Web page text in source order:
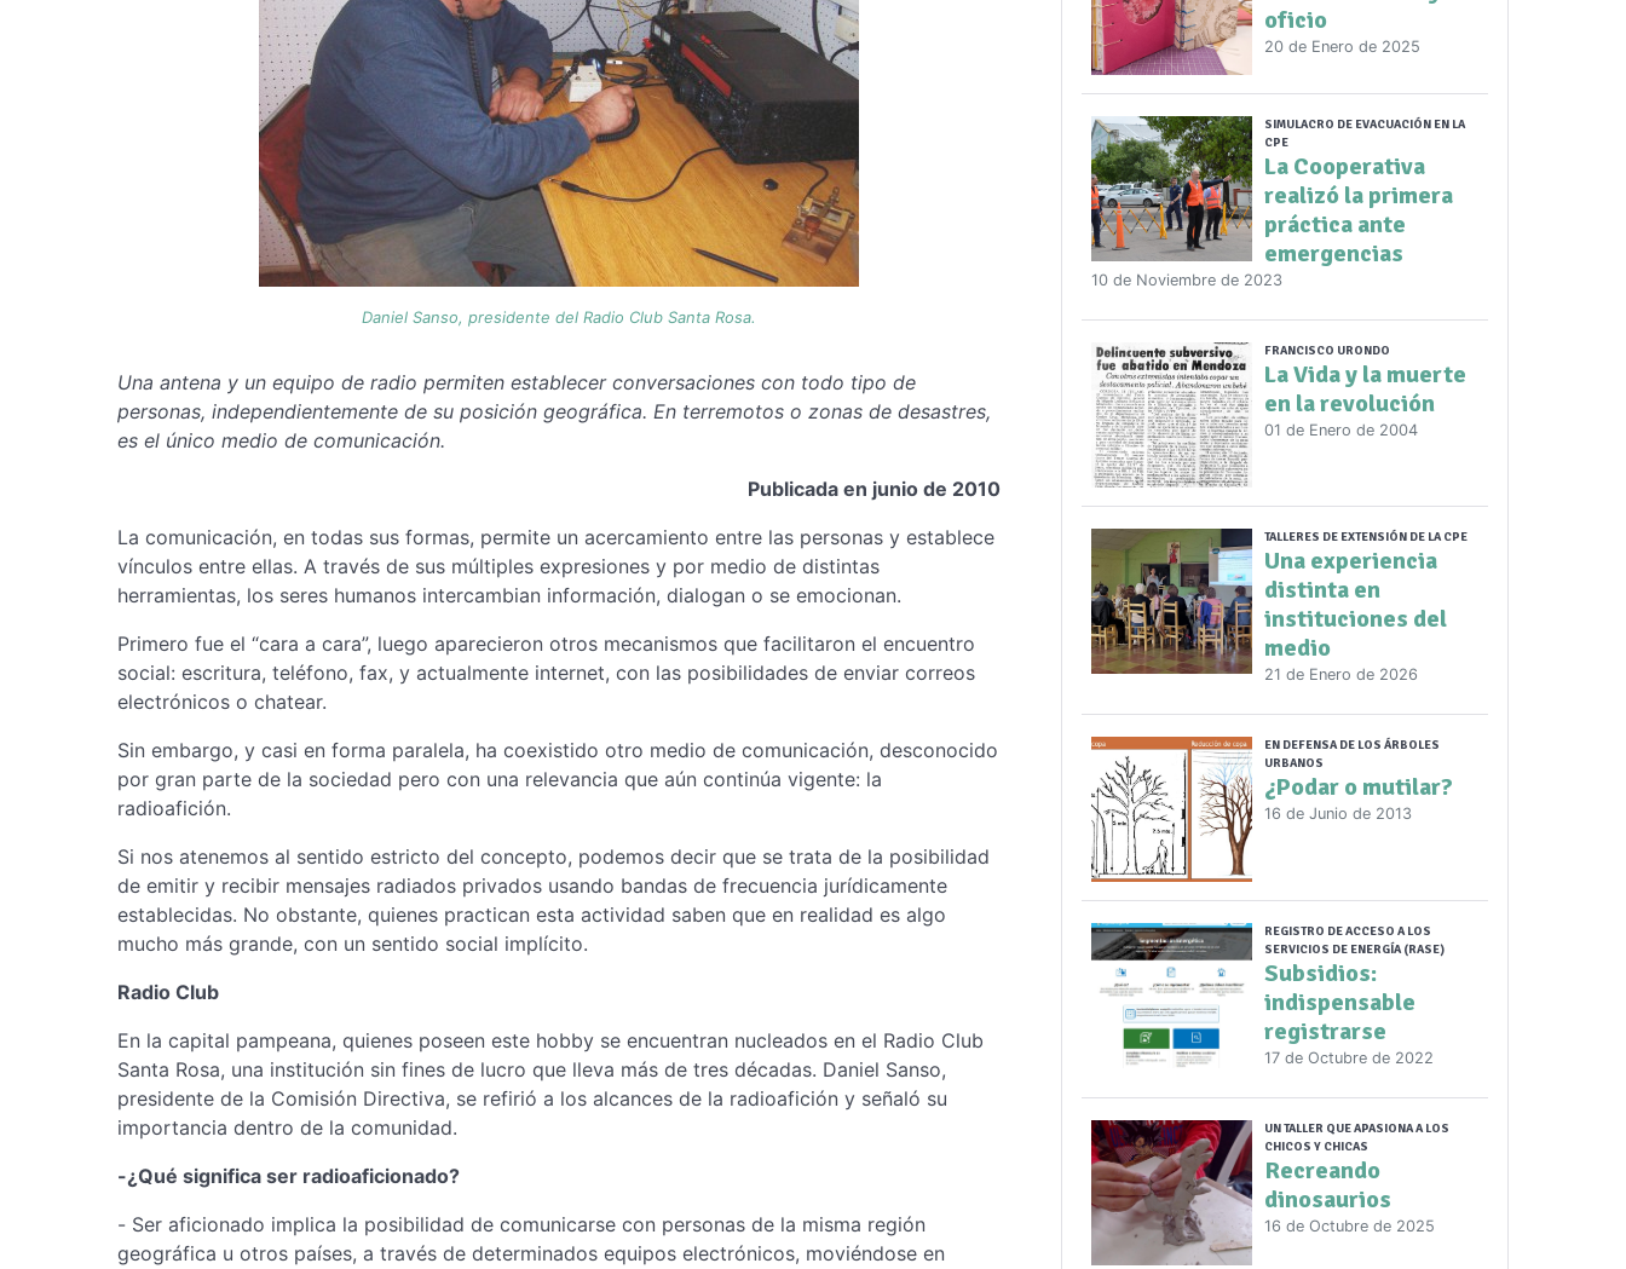
Daniel Sanso, presidente del Radio Club Santa Rosa.
Una antena y un equipo de radio permiten establecer conversaciones con todo tipo de
personas, independientemente de su posición geográfica. En terremotos o zonas de desastres,
es el único medio de comunicación.
Publicada en junio de 2010
La comunicación, en todas sus formas, permite un acercamiento entre las personas y establece
vínculos entre ellas. A través de sus múltiples expresiones y por medio de distintas
herramientas, los seres humanos intercambian información, dialogan o se emocionan.
Primero fue el “cara a cara”, luego aparecieron otros mecanismos que facilitaron el encuentro
social: escritura, teléfono, fax, y actualmente internet, con las posibilidades de enviar correos
electrónicos o chatear.
Sin embargo, y casi en forma paralela, ha coexistido otro medio de comunicación, desconocido
por gran parte de la sociedad pero con una relevancia que aún continúa vigente: la
radioafición.
Si nos atenemos al sentido estricto del concepto, podemos decir que se trata de la posibilidad
de emitir y recibir mensajes radiados privados usando bandas de frecuencia jurídicamente
establecidas. No obstante, quienes practican esta actividad saben que en realidad es algo
mucho más grande, con un sentido social implícito.
Radio Club
En la capital pampeana, quienes poseen este hobby se encuentran nucleados en el Radio Club
Santa Rosa, una institución sin fines de lucro que lleva más de tres décadas. Daniel Sanso,
presidente de la Comisión Directiva, se refirió a los alcances de la radioafición y señaló su
importancia dentro de la comunidad.
-¿Qué significa ser radioaficionado?
- Ser aficionado implica la posibilidad de comunicarse con personas de la misma región
geográfica u otros países, a través de determinados equipos electrónicos, moviéndose en
oficio
20 de Enero de 2025
SIMULACRO DE EVACUACIÓN EN LA
CPE
La Cooperativa
realizó la primera
práctica ante
emergencias
10 de Noviembre de 2023
FRANCISCO URONDO
La Vida y la muerte
en la revolución
01 de Enero de 2004
TALLERES DE EXTENSIÓN DE LA CPE
Una experiencia
distinta en
instituciones del
medio
21 de Enero de 2026
EN DEFENSA DE LOS ÁRBOLES
URBANOS
¿Podar o mutilar?
16 de Junio de 2013
REGISTRO DE ACCESO A LOS
SERVICIOS DE ENERGÍA (RASE)
Subsidios:
indispensable
registrarse
17 de Octubre de 2022
UN TALLER QUE APASIONA A LOS
CHICOS Y CHICAS
Recreando
dinosaurios
16 de Octubre de 2025